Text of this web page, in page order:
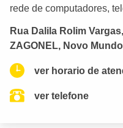
rede de computadores,
Rua Dalila Rolim
ZAGONEL, Novo
ver horario de
ver telefone